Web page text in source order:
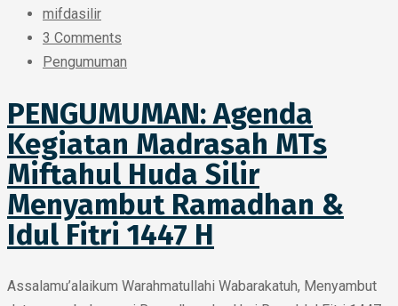
mifdasilir
3 Comments
Pengumuman
PENGUMUMAN: Agenda
Kegiatan Madrasah MTs
Miftahul Huda Silir
Menyambut Ramadhan &
Idul Fitri 1447 H
Assalamu’alaikum Warahmatullahi Wabarakatuh, Menyambut